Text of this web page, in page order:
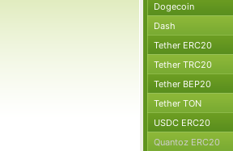
Dogecoin
Dash
Tether ERC20
Tether TRC20
Tether BEP20
Tether TON
USDC ERC20
Quantoz ERC20